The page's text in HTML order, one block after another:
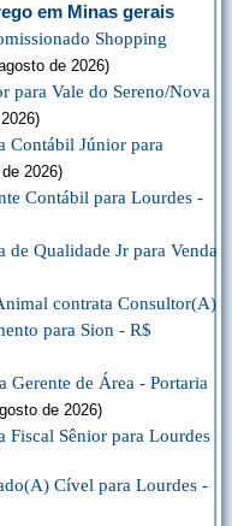
em Minas gerais
Shopping
de 2026)
para Vale do Sereno/Nova
Contábil Júnior para
2026)
Contábil para Lourdes -
Qualidade Jr para Venda
contrata Consultor(A)
para Sion - R$
Gerente de Área - Portaria
de 2026)
Fiscal Sênior para Lourdes
Cível para Lourdes -